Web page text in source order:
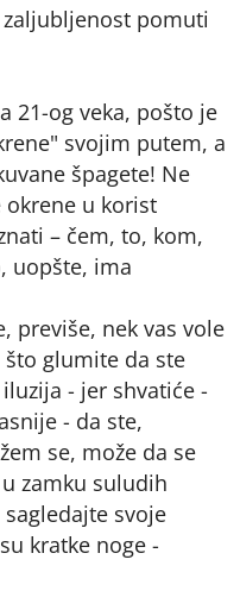
pomuti
21-og veka, pošto je
svojim putem, a
špagete! Ne
okrene u korist
– čem, to, kom,
uopšte, ima
previše, nek vas vole
što glumite da ste
- jer shvatiće -
- da ste,
se, može da se
zamku suludih
svoje
kratke noge -